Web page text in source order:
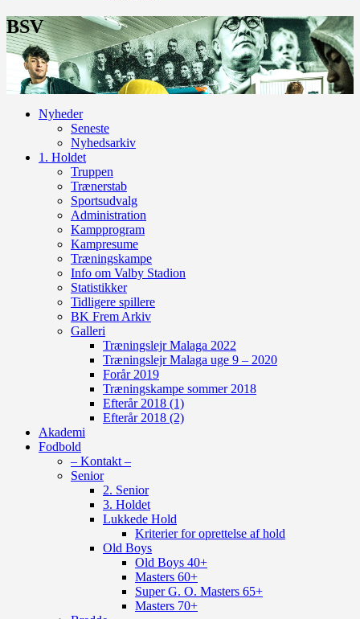
BSV
Nyheder
Seneste
Nyhedsarkiv
1. Holdet
Truppen
Trænerstab
Sportsudvalg
Administration
Kampprogram
Kampresume
Træningskampe
Info om Valby Stadion
Statistikker
Tidligere spillere
BK Frem Arkiv
Galleri
Træningslejr Malaga 2022
Træningslejr Malaga uge 9 – 2020
Forår 2019
Træningskampe sommer 2018
Efterår 2018 (1)
Efterår 2018 (2)
Akademi
Fodbold
– Kontakt –
Senior
2. Senior
3. Holdet
Lukkede Hold
Kriterier for oprettelse af hold
Old Boys
Old Boys 40+
Masters 60+
Super G. O. Masters 65+
Masters 70+